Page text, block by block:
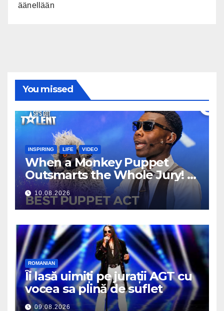
äänellään
You missed
INSPIRING LIFE VIDEO
When a Monkey Puppet
Outsmarts the Whole Jury!
10.08.2026
ROMANIAN
Îi lasă uimiți pe jurații AGT cu
vocea sa plină de suflet
09.08.2026